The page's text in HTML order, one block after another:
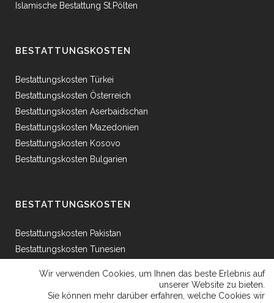
Islamische Bestattung St.Pölten
BESTATTUNGSKOSTEN
Bestattungskosten Türkei
Bestattungskosten Österreich
Bestattungskosten Aserbaidschan
Bestattungskosten Mazedonien
Bestattungskosten Kosovo
Bestattungskosten Bulgarien
BESTATTUNGSKOSTEN
Bestattungskosten Pakistan
Bestattungskosten Tunesien
Bestattungskosten Griechenland
Bestattungskosten Bosnien
Wir verwenden Cookies, um Ihnen das beste Erlebnis auf
unserer Website zu bieten.
Sie können mehr darüber erfahren, welche Cookies wir